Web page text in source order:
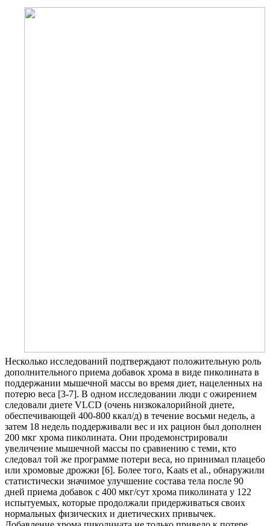
Несколько исследований подтверждают положительную роль
дополнительного приема добавок хрома в виде пиколината в
поддержании мышечной массы во время диет, нацеленных на
потерю веса [3-7]. В одном исследовании люди с ожирением
следовали диете VLCD (очень низкокалорийной диете,
обеспечивающей 400-800 ккал/д) в течение восьми недель, а
затем 18 недель поддерживали вес и их рацион был дополнен
200 мкг хрома пиколината. Они продемонстрировали
увеличение мышечной массы по сравнению с теми, кто
следовал той же программе потери веса, но принимал плацебо
или хромовые дрожжи [6]. Более того, Kaats et al., обнаружили
статистически значимое улучшение состава тела после 90
дней приема добавок с 400 мкг/сут хрома пиколината у 122
испытуемых, которые продолжали придерживаться своих
нормальных физических и диетических привычек.